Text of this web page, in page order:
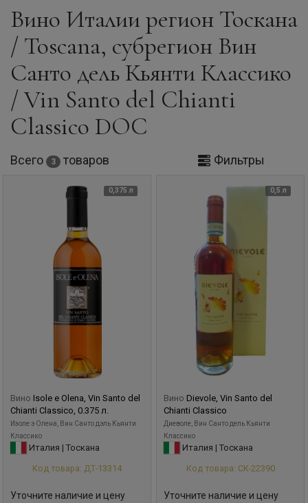
Вино Италии регион Тоскана
/ Toscana, субрегион Вин
Санто дель Кьянти Классико
/ Vin Santo del Chianti
Classico DOC
Всего 3 товаров Фильтры
0,375 л
Вино Isole e Olena, Vin Santo del
Chianti Classico, 0.375 л.
Изоле э Олена, Вин Санто дэль Кьянти
Классико
Италия | Тоскана
Код товара: ДТ-13314
Уточните наличие и цену
0,5 л
Вино Dievole, Vin Santo del
Chianti Classico
Диеволе, Вин Санто дель Кьянти
Классико
Италия | Тоскана
Код товара: СК-22390
Уточните наличие и цену